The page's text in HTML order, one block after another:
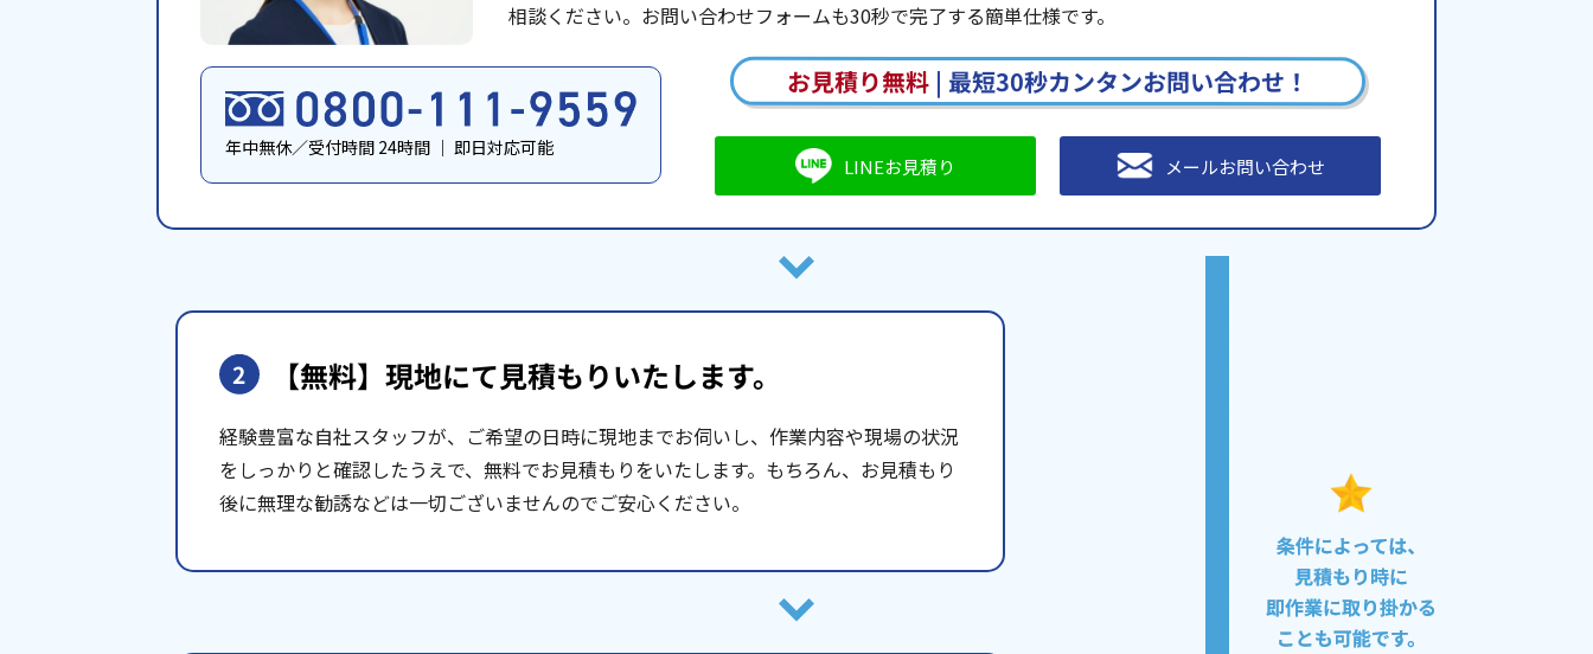
相談ください。お問い合わせフォームも30秒で完了する簡単仕様です。
年中無休／受付時間 24時間 ｜ 即日対応可能
お見積り無料| 最短30秒カンタンお問い合わせ！
LINEお見積り メールお問い合わせ
2 【無料】現地にて見積もりいたします。
経験豊富な自社スタッフが、ご希望の日時に現地までお伺いし、作業内容や現場の状況
をしっかりと確認したうえで、無料でお見積もりをいたします。もちろん、お見積もり
後に無理な勧誘などは一切ございませんのでご安心ください。